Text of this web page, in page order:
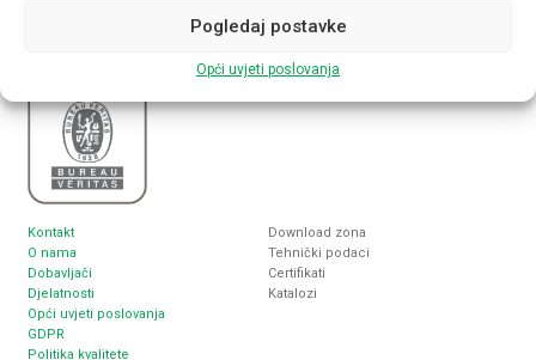
Pogledaj postavke
Opći uvjeti poslovanja
Kontakt
O nama
Dobavljači
Djelatnosti
Opći uvjeti poslovanja
GDPR
Politika kvalitete
Download zona
Tehnički podaci
Certifikati
Katalozi